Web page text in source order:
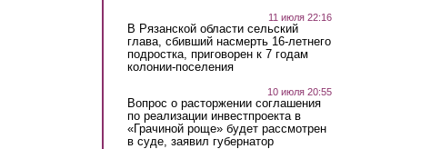
11 июля 22:16
В Рязанской области сельский
глава, сбивший насмерть 16-летнего
подростка, приговорен к 7 годам
колонии-поселения
10 июля 20:55
Вопрос о расторжении соглашения
по реализации инвестпроекта в
«Грачиной роще» будет рассмотрен
в суде, заявил губернатор